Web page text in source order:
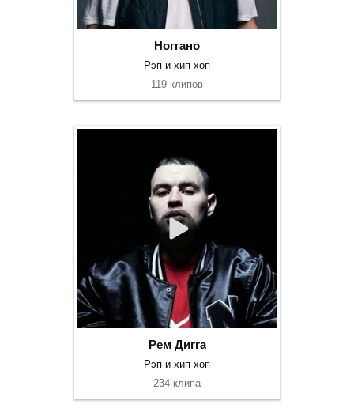
Ноггано
Рэп и хип-хоп
119 клипов
Рем Дигга
Рэп и хип-хоп
234 клипа